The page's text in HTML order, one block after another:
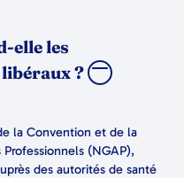
elle les
?
la Convention et de la
(NGAP),
des autorités de santé